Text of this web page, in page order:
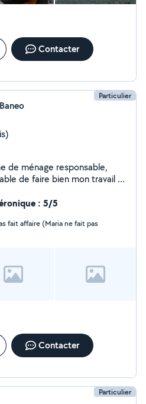
Contacter
Particulier
responsable,
: 5/5
fait affaire (Maria ne fait pas
Contacter
Particulier